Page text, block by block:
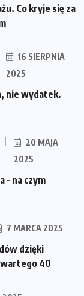
Co kryje się za
16 SIERPNIA
2025
nie wydatek.
20 MAJA
2025
– na czym
7 MARCA 2025
dzięki
wartego 40